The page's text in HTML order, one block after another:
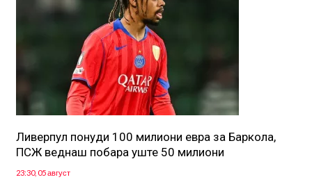
Ливерпул понуди 100 милиони евра за Баркола,
ПСЖ веднаш побара уште 50 милиони
23:30, 05 август